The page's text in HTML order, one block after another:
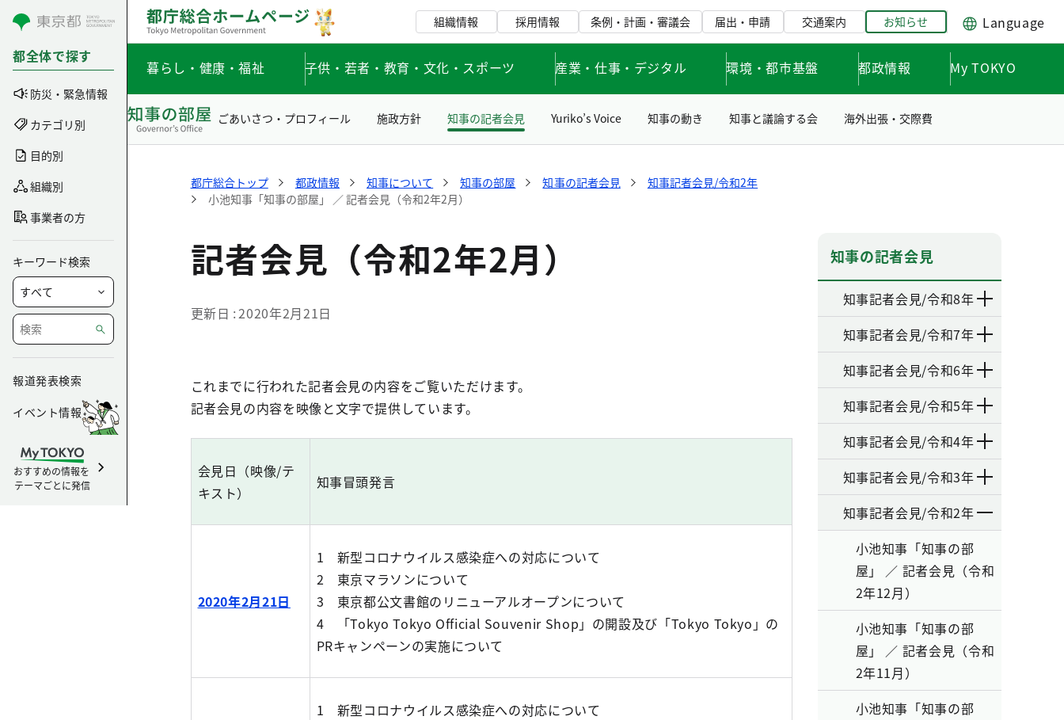
コンテンツにスキップ
都全体で探す
防災・緊急情報
カテゴリ別
目的別
組織別
事業者の方
キーワード検索
報道発表検索
イベント情報
おすすめの情報を
テーマごとに発信
組織情報 採用情報 条例・計画・審議会 届出・申請 交通案内 お知らせ Language
暮らし・健康・福祉 子供・若者・教育・文化・スポーツ 産業・仕事・デジタル 環境・都市基盤 都政情報 My TOKYO
ごあいさつ・プロフィール 施政方針 知事の記者会見 Yuriko’s Voice 知事の動き 知事と議論する会 海外出張・交際費
都庁総合トップ 都政情報 知事について 知事の部屋 知事の記者会見
知事記者会見/令和2年
小池知事「知事の部屋」 ／ 記者会見（令和2年2月）
記者会見（令和2年2月）
更新日 2020年2月21日
これまでに行われた記者会見の内容をご覧いただけます。
記者会見の内容を映像と文字で提供しています。
会見日（映像/テ
キスト）
知事冒頭発言
2020年2月21日
1 新型コロナウイルス感染症への対応について
2 東京マラソンについて
3 東京都公文書館のリニューアルオープンについて
4 「Tokyo Tokyo Official Souvenir Shop」の開設及び「Tokyo Tokyo」の
PRキャンペーンの実施について
1 新型コロナウイルス感染症への対応について
知事の記者会見
知事記者会見/令和8年
知事記者会見/令和7年
知事記者会見/令和6年
知事記者会見/令和5年
知事記者会見/令和4年
知事記者会見/令和3年
知事記者会見/令和2年
小池知事「知事の部
屋」 ／ 記者会見（令和
2年12月）
小池知事「知事の部
屋」 ／ 記者会見（令和
2年11月）
小池知事「知事の部